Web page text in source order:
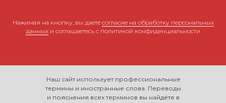
Нажимая на кнопку, вы даете согласие на обработку персональных
данных и соглашаетесь c политикой конфиденциальности
Наш сайт использует профессиональные
термины и иностранные слова. Переводы
и пояснения всех терминов вы найдёте в